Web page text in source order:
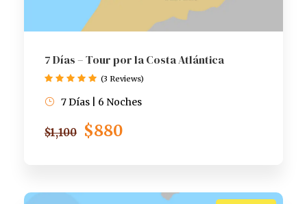
7 Días – Tour por la Costa Atlántica
$1,100 $880
7 Días | 6 Noches
(3 Reviews)